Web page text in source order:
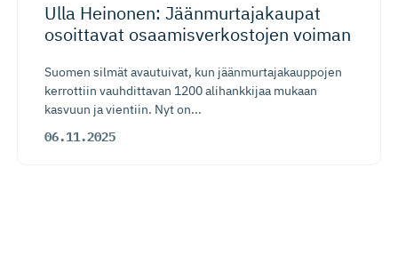
Ulla Heinonen: Jäänmurta­ja­kaupat
osoittavat osaamisver­kostojen voiman
Suomen silmät avautuivat, kun jäänmurtajakauppojen
kerrottiin vauhdittavan 1200 alihankkijaa mukaan
kasvuun ja vientiin. Nyt on...
06.11.2025